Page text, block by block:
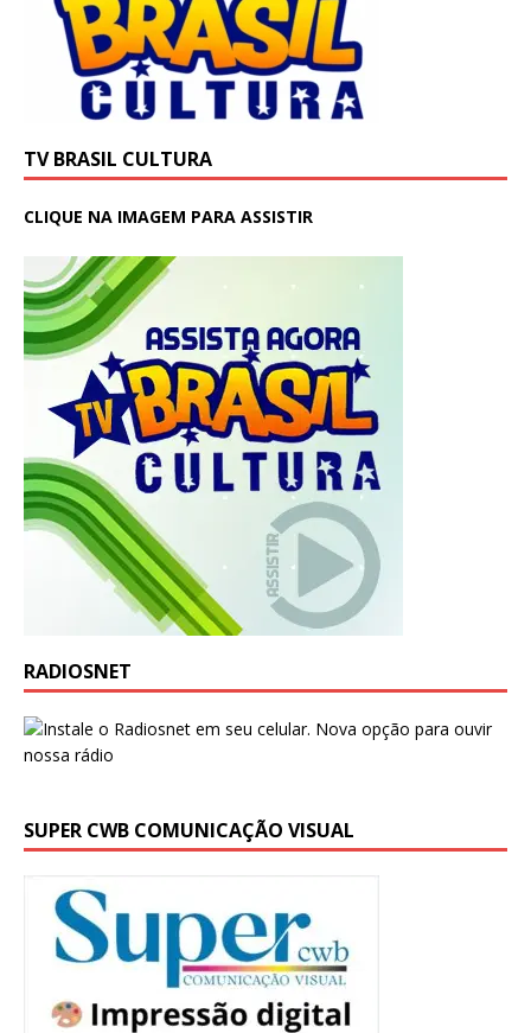
TV BRASIL CULTURA
CLIQUE NA IMAGEM PARA ASSISTIR
RADIOSNET
SUPER CWB COMUNICAÇÃO VISUAL